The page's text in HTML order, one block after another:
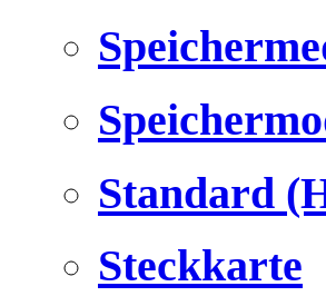
Standard
Steckkarte